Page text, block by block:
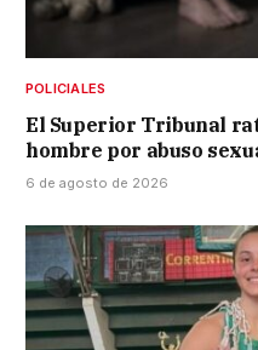
POLICIALES
El Superior Tribunal
hombre por abuso
6 de agosto de 2026